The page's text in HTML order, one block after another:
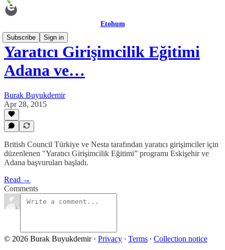
Etohum
Subscribe
Sign in
Yaratıcı Girişimcilik Eğitimi
Adana ve…
Burak Buyukdemir
Apr 28, 2015
British Council Türkiye ve Nesta tarafından yaratıcı girişimciler için
düzenlenen "Yaratıcı Girişimcilik Eğitimi” programı Eskişehir ve
Adana başvuruları başladı.
Read →
Comments
© 2026 Burak Buyukdemir· Privacy ∙ Terms ∙ Collection notice